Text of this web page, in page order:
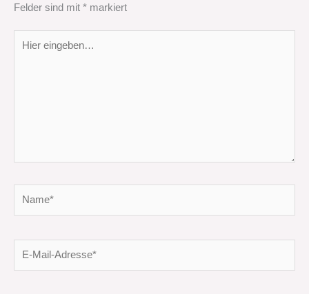
Felder sind mit * markiert
eingeben…
Mail-